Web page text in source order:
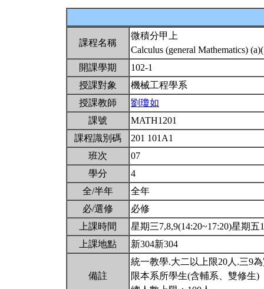
課程名稱
微積分甲上
Calculus (general Mathematics)
開課學期
102-1
授課對象
機械工程學系
授課教師
劉瓊如
課號
MATH1201
課程識別碼
201 101A1
班次
07
學分
4
全/半年
全年
必/選修
必修
上課時間
星期三7,8,9(14:20~17:20)星期五
上課地點
新304新304
備註
統一教學.大二以上限20人.三9
限本系所學生(含輔系、雙修生)